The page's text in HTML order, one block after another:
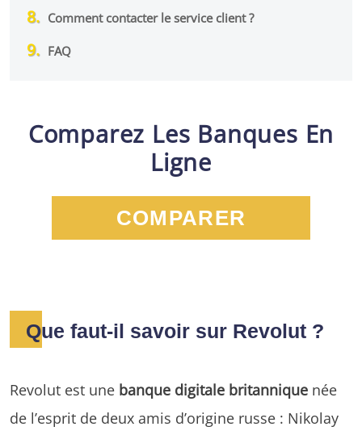
Comment contacter le service client ?
FAQ
Comparez Les Banques En
Ligne
COMPARER
Que faut-il savoir sur Revolut ?
Revolut est une banque digitale britannique née
de l’esprit de deux amis d’origine russe : Nikolay